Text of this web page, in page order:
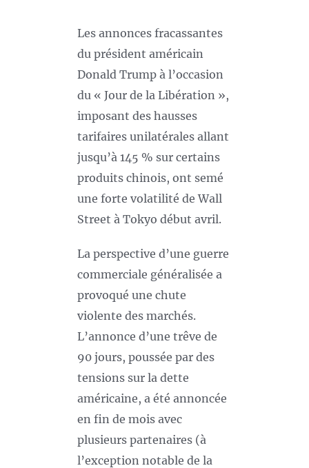
Les annonces fracassantes
du président américain
Donald Trump à l’occasion
du « Jour de la Libération »,
imposant des hausses
tarifaires unilatérales allant
jusqu’à 145 % sur certains
produits chinois, ont semé
une forte volatilité de Wall
Street à Tokyo début avril.
La perspective d’une guerre
commerciale généralisée a
provoqué une chute
violente des marchés.
L’annonce d’une trêve de
90 jours, poussée par des
tensions sur la dette
américaine, a été annoncée
en fin de mois avec
plusieurs partenaires (à
l’exception notable de la